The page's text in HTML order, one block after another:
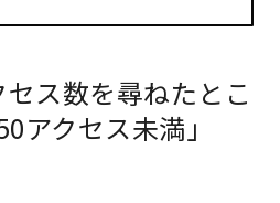
ス数を尋ねたとこ
アクセス未満」